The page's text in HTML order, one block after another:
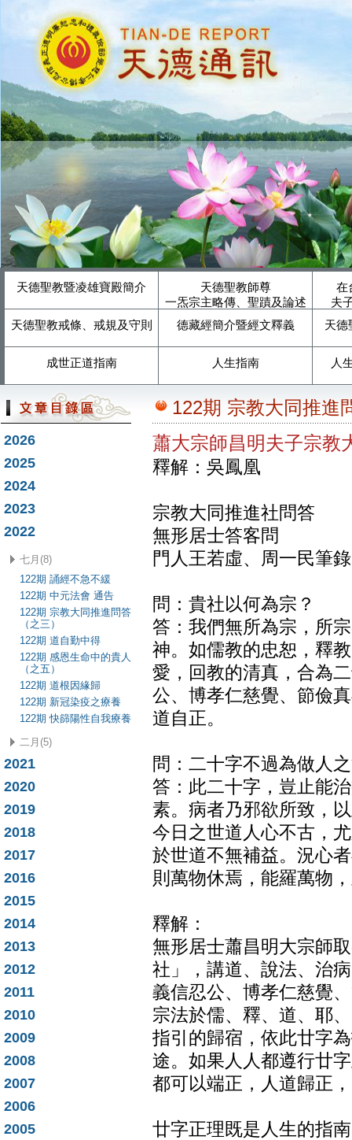
天德聖教暨凌雄寶殿簡介
天德聖教師尊
一炁宗主略傳、聖蹟及論述
在
夫
天德聖教戒條、戒規及守則
德藏經簡介暨經文釋義 天德
成世正道指南 人生指南 人
2026
2025
2024
2023
2022
七月(8)
122期 誦經不急不緩
122期 中元法會 通告
122期 宗教大同推進問答
（之三）
122期 道自勤中得
122期 感恩生命中的貴人
（之五）
122期 道根因緣歸
122期 新冠染疫之療養
122期 快篩陽性自我療養
二月(5)
2021
2020
2019
2018
2017
2016
2015
2014
2013
2012
2011
2010
2009
2008
2007
2006
2005
122期 宗教大同推進
蕭大宗師昌明夫子宗教
釋解：吳鳳凰
宗教大同推進社問答
無形居士答客問
門人王若虛、周一民筆
問：貴社以何為宗？
答：我們無所為宗，所
神。如儒教的忠恕，釋
愛，回教的清真，合為
公、博孝仁慈覺、節儉
道自正。
問：二十字不過為做人
答：此二十字，豈止能
素。病者乃邪欲所致，
今日之世道人心不古，
於世道不無補益。況心
則萬物休焉，能羅萬物
釋解：
無形居士蕭昌明大宗師
社」，講道、說法、治
義信忍公、博孝仁慈覺
宗法於儒、釋、道、耶
指引的歸宿，依此廿字
途。如果人人都遵行廿
都可以端正，人道歸正
廿字正理既是人生的指